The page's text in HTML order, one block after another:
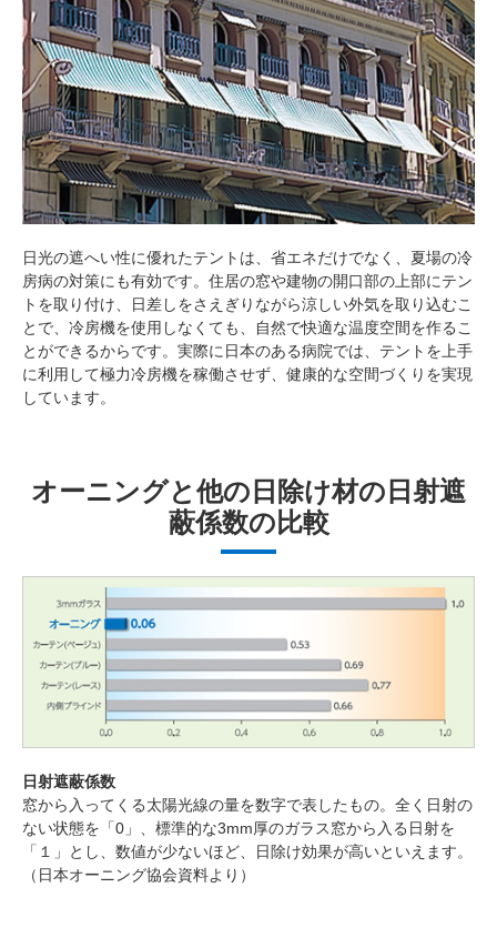
日光の遮へい性に優れたテントは、省エネだけでなく、夏場の冷
房病の対策にも有効です。住居の窓や建物の開口部の上部にテン
トを取り付け、日差しをさえぎりながら涼しい外気を取り込むこ
とで、冷房機を使用しなくても、自然で快適な温度空間を作るこ
とができるからです。実際に日本のある病院では、テントを上手
に利用して極力冷房機を稼働させず、健康的な空間づくりを実現
しています。
オーニングと他の日除け材の日射遮
蔽係数の比較
日射遮蔽係数
窓から入ってくる太陽光線の量を数字で表したもの。全く日射の
ない状態を「0」、標準的な3mm厚のガラス窓から入る日射を
「１」とし、数値が少ないほど、日除け効果が高いといえます。
（日本オーニング協会資料より）